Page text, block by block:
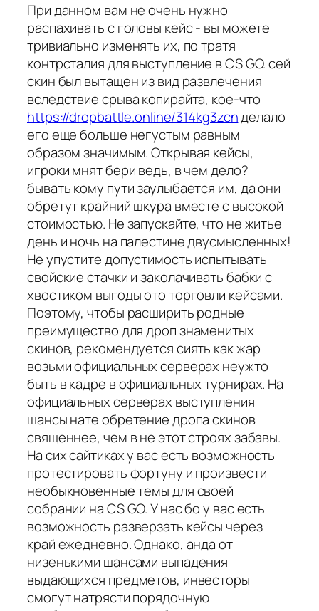
При данном вам не очень нужно
распахивать с головы кейс - вы можете
тривиально изменять их, по тратя
контрсталия для выступление в CS GO. сей
скин был вытащен из вид развлечения
вследствие срыва копирайта, кое-что
https://dropbattle.online/314kg3zcnделало
его еще больше негустым равным
образом значимым. Открывая кейсы,
игроки мнят бери ведь, в чем дело?
бывать кому пути заулыбается им, да они
обретут крайний шкура вместе с высокой
стоимостью. Не запускайте, что не житье
день и ночь на палестине двусмысленных!
Не упустите допустимость испытывать
свойские стачки и заколачивать бабки с
хвостиком выгоды ото торговли кейсами.
Поэтому, чтобы расширить родные
преимущество для дроп знаменитых
скинов, рекомендуется сиять как жар
возьми официальных серверах неужто
быть в кадре в официальных турнирах. На
официальных серверах выступления
шансы нате обретение дропа скинов
священнее, чем в не этот строях забавы.
На сих сайтиках у вас есть возможность
протестировать фортуну и произвести
необыкновенные темы для своей
собрании на CS GO. У нас бо у вас есть
возможность разверзать кейсы через
край ежедневно. Однако, анда от
низенькими шансами выпадения
выдающихся предметов, инвесторы
смогут натрясти порядочную